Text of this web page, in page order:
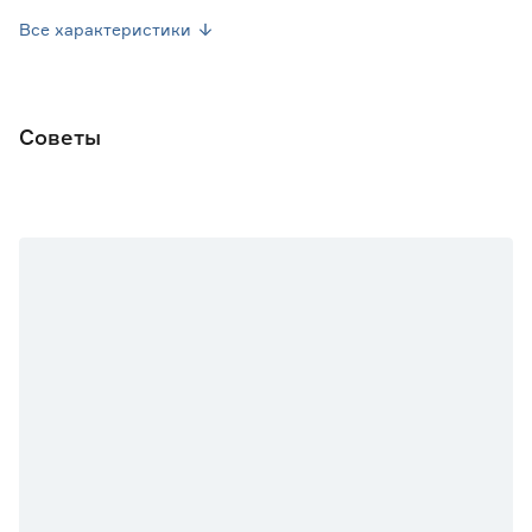
Все характеристики
Советы